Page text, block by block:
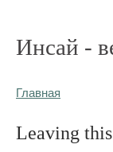
Инсай -
Главная
Leaving